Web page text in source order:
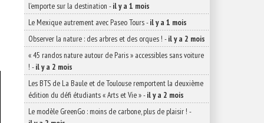
l’emporte sur la destination -il y a 1 mois
Le Mexique autrement avec Paseo Tours-il y a 1 mois
Observer la nature : des arbres et des orques ! -il y a 2 mois
« 45 randos nature autour de Paris » accessibles sans voiture
! -il y a 2 mois
Les BTS de La Baule et de Toulouse remportent la deuxième
édition du défi étudiants « Arts et Vie »-il y a 2 mois
Le modèle GreenGo : moins de carbone, plus de plaisir ! -